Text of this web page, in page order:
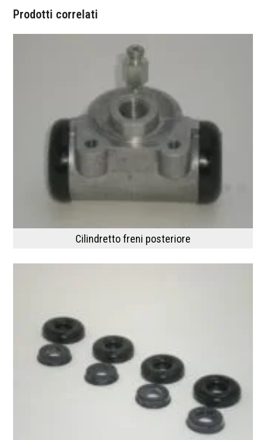
Prodotti correlati
Cilindretto freni posteriore